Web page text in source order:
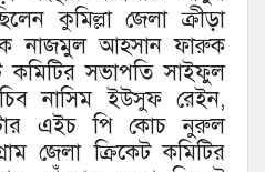
কুমিল্লা জেলা ক্রীড়া
নাজমুল আহসান ফারুক
কমিটির সভাপতি সাইফুল
নাসিম ইউসুফ রেইন,
এইচ পি কোচ নুরুল
জেলা ক্রিকেট কমিটির